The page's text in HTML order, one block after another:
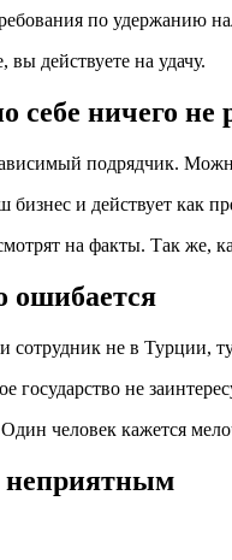
по удержанию
действуете на удачу.
себе ничего не
подрядчик.
и действует как
на факты. Так же,
ошибается
не в Турции,
государство не
человек кажется
неприятным